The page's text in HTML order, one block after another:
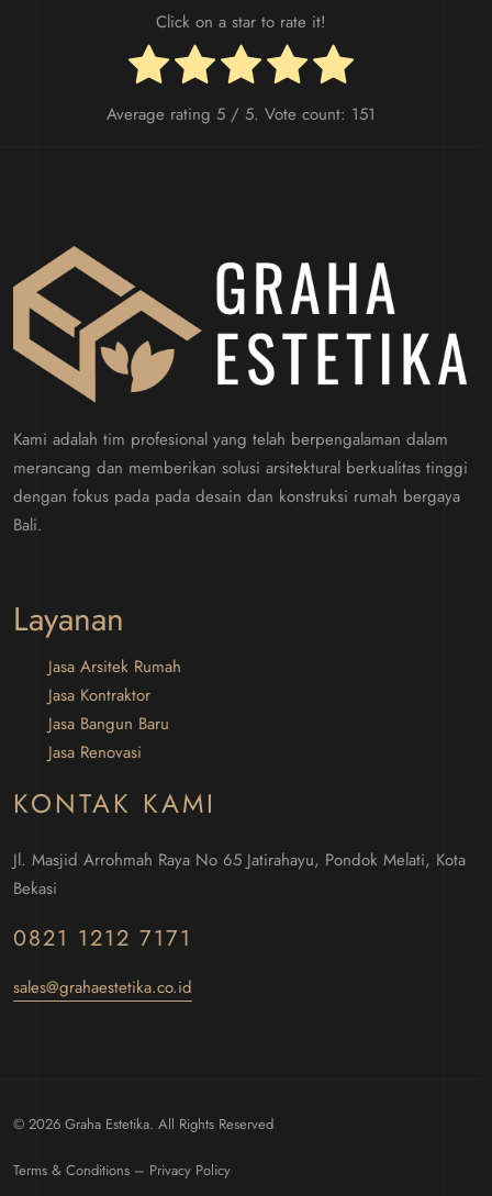
Click on a star to rate it!
Average rating 5/ 5. Vote count: 151
Kami adalah tim profesional yang telah berpengalaman dalam
merancang dan memberikan solusi arsitektural berkualitas tinggi
dengan fokus pada pada desain dan konstruksi rumah bergaya
Bali.
Layanan
Jasa Arsitek Rumah
Jasa Kontraktor
Jasa Bangun Baru
Jasa Renovasi
KONTAK KAMI
Jl. Masjid Arrohmah Raya No 65 Jatirahayu, Pondok Melati, Kota
Bekasi
0821 1212 7171
sales@grahaestetika.co.id
© 2026 Graha Estetika. All Rights Reserved
Terms & Conditions – Privacy Policy